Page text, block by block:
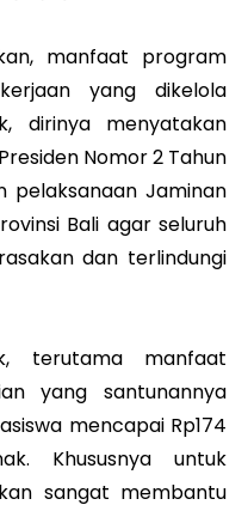
manfaat program
yang dikelola
dirinya menyatakan
Nomor 2 Tahun
pelaksanaan Jaminan
Bali agar seluruh
dan terlindungi
terutama manfaat
yang santunannya
mencapai Rp174
Khususnya untuk
sangat membantu